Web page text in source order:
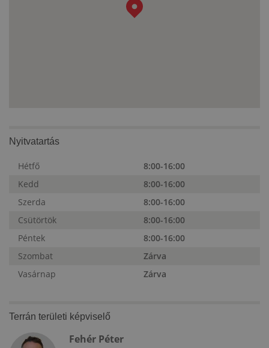
Nyitvatartás
Hétfő
8:00-16:00
Kedd
8:00-16:00
Szerda
8:00-16:00
Csütörtök
8:00-16:00
Péntek
8:00-16:00
Szombat
Zárva
Vasárnap
Zárva
Terrán területi képviselő
Fehér Péter